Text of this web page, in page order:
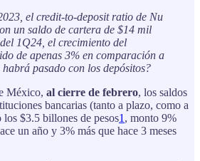
el credit-to-deposit ratio de Nu
un saldo de cartera de $14 mil
1Q24, el crecimiento del
de apenas 3% en comparación a
pasado con los depósitos?
México, al cierre de febrero, los saldos
bancarias (tanto a plazo, como a
$3.5 billones de pesos1, monto 9%
un año y 3% más que hace 3 meses